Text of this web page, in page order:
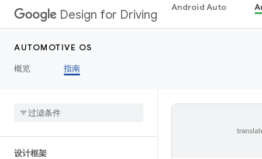
Design for Driving
Android Auto
AUTOMOTIVE OS
概览
指南
设计框架